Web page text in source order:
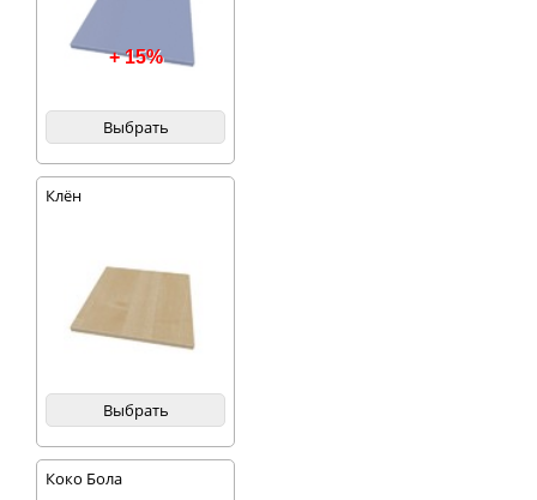
+ 15%
Выбрать
Клён
Выбрать
Коко Бола